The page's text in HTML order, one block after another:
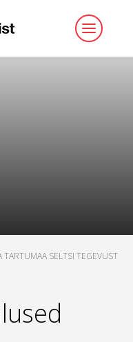
TARTUMAA SELTSI TEGEVUST